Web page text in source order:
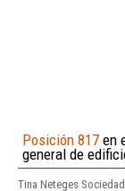
Posición 817 en
general de
Tina Neteges